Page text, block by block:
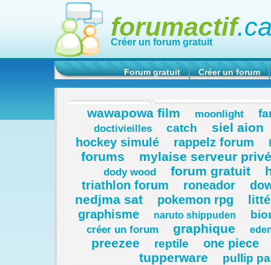
forumactif
Créer un forum gratuit
Forum gratuit Créer un forum
wawapowa film moonlight
doctivieilles catch siel aion
hockey simulé rappelz forum
forums mylaise serveur privé
dody wood forum gratuit
triathlon forum roneador
nedjma sat pokemon rpg
graphisme
naruto shippuden
créer un forum graphique
preezee reptile one piece
tupperware pullip